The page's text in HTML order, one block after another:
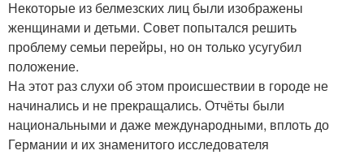
Некоторые из белмезских лиц были изображены
женщинами и детьми. Совет попытался решить
проблему семьи перейры, но он только усугубил
положение.
На этот раз слухи об этом происшествии в городе не
начинались и не прекращались. Отчёты были
национальными и даже международными, вплоть до
Германии и их знаменитого исследователя